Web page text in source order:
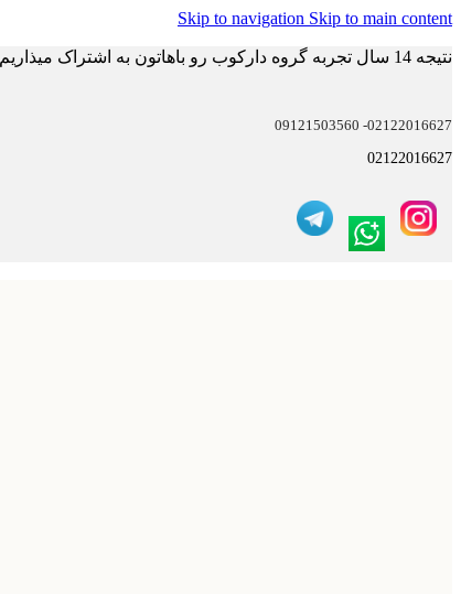
Skip to navigation Skip to main content
نتیجه 14 سال تجربه گروه دارکوب رو باهاتون به اشتراک میذاریم...
02122016627- 09121503560
02122016627